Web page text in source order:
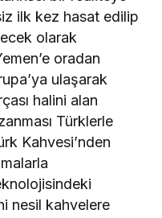
ilk kez hasat edilip
olarak
oradan
ulaşarak
halini alan
Türklerle
Kahvesi’nden
nesil kahvelere